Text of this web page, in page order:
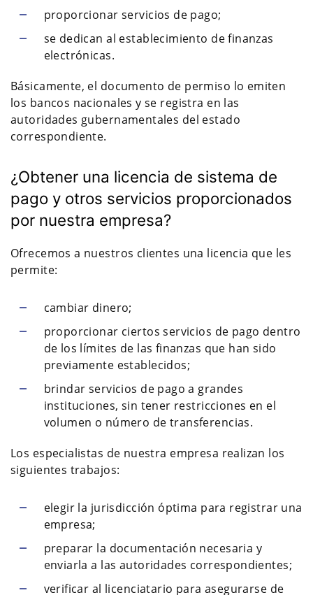
proporcionar servicios de pago;
se dedican al establecimiento de finanzas
electrónicas.
Básicamente, el documento de permiso lo emiten
los bancos nacionales y se registra en las
autoridades gubernamentales del estado
correspondiente.
¿Obtener una licencia de sistema de
pago y otros servicios proporcionados
por nuestra empresa?
Ofrecemos a nuestros clientes una licencia que les
permite:
cambiar dinero;
proporcionar ciertos servicios de pago dentro
de los límites de las finanzas que han sido
previamente establecidos;
brindar servicios de pago a grandes
instituciones, sin tener restricciones en el
volumen o número de transferencias.
Los especialistas de nuestra empresa realizan los
siguientes trabajos:
elegir la jurisdicción óptima para registrar una
empresa;
preparar la documentación necesaria y
enviarla a las autoridades correspondientes;
verificar al licenciatario para asegurarse de